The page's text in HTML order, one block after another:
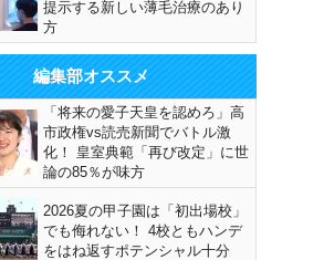
提示する新しい薄毛治療のあり
方
編集部オススメ
「将来の愛子天皇を認めろ」高
市政権vs読売新聞でバトル激
化！ 皇室典範「再び改定」に世
論の85％が味方
2026夏の甲子園は「初出場校」
でも侮れない！ 4校ともハンデ
をはね返すポテンシャル十分